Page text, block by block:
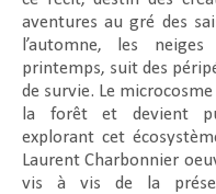
aventures au gré des
l’automne, les
printemps, suit des
de survie. Le
la forêt et devient
explorant cet
Laurent Charbonnier
vis à vis de la